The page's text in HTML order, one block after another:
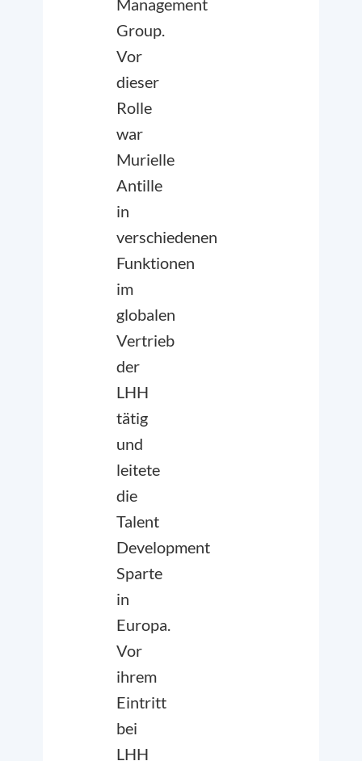
Management
Group.
Vor
dieser
Rolle
war
Murielle
Antille
in
verschiedenen
Funktionen
im
globalen
Vertrieb
der
LHH
tätig
und
leitete
die
Talent
Development
Sparte
in
Europa.
Vor
ihrem
Eintritt
bei
LHH